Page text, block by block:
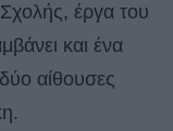
έργα του
και ένα
αίθουσες